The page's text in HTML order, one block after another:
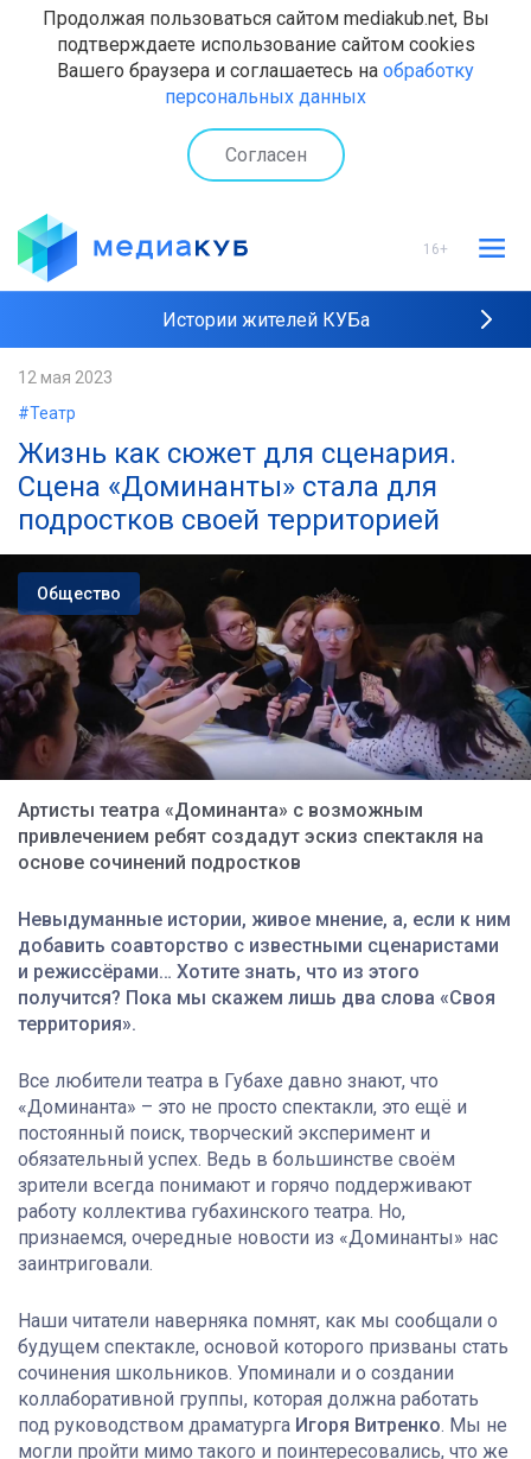
Продолжая пользоваться сайтом mediakub.net, Вы
подтверждаете использование сайтом cookies
Вашего браузера и соглашаетесь на обработку
персональных данных
Согласен
16+
Истории жителей КУБа
12 мая 2023
#Театр
Жизнь как сюжет для сценария.
Сцена «Доминанты» стала для
подростков своей территорией
Общество
Артисты театра «Доминанта» с возможным
привлечением ребят создадут эскиз спектакля на
основе сочинений подростков
Невыдуманные истории, живое мнение, а, если к ним
добавить соавторство с известными сценаристами
и режиссёрами… Хотите знать, что из этого
получится? Пока мы скажем лишь два слова «Своя
территория».
Все любители театра в Губахе давно знают, что
«Доминанта» – это не просто спектакли, это ещё и
постоянный поиск, творческий эксперимент и
обязательный успех. Ведь в большинстве своём
зрители всегда понимают и горячо поддерживают
работу коллектива губахинского театра. Но,
признаемся, очередные новости из «Доминанты» нас
заинтриговали.
Наши читатели наверняка помнят, как мы сообщали о
будущем спектакле, основой которого призваны стать
сочинения школьников. Упоминали и о создании
коллаборативной группы, которая должна работать
под руководством драматурга Игоря Витренко. Мы не
могли пройти мимо такого и поинтересовались, что же